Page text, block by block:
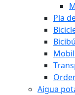
Pla
Aigua